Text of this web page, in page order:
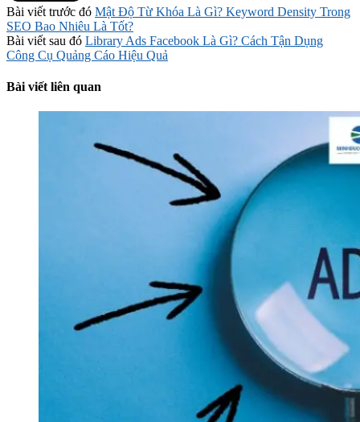
Bài viết trước đó Mật Độ Từ Khóa Là Gì? Keyword Density Trong
SEO Bao Nhiêu Là Tốt?
Bài viết sau đó Library Ads Facebook Là Gì? Cách Tận Dụng
Công Cụ Quảng Cáo Hiệu Quả
Bài viết liên quan